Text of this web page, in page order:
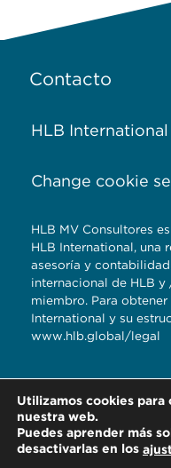
Contacto
HLB International
Change cookie
HLB MV Consultores
HLB International, una
asesoría y
internacional de HLB
miembro. Para
International y su
www.hlb.global/legal
Pue. | Tel.
Utilizamos cookies
nuestra web.
Puedes aprender más
desactivarlas en los